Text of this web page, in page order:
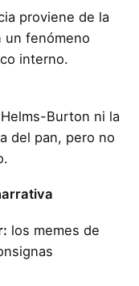
proviene de la
un fenómeno
interno.
Burton ni la
del pan, pero no
los memes de